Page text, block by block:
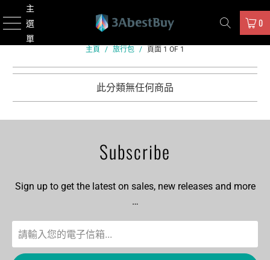
主
選
單
0
主頁 / 旅行包 / 頁面 1 OF 1
此分類無任何商品
Subscribe
Sign up to get the latest on sales, new releases and more
…